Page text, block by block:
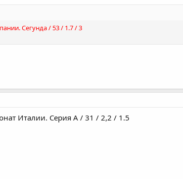
Сегунда / 53 / 1.7 / 3
Италии. Серия А / 31 / 2,2 / 1.5